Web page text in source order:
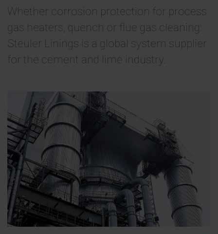
Whether corrosion protection for process
gas heaters, quench or flue gas cleaning:
Steuler Linings is a global system supplier
for the cement and lime industry.